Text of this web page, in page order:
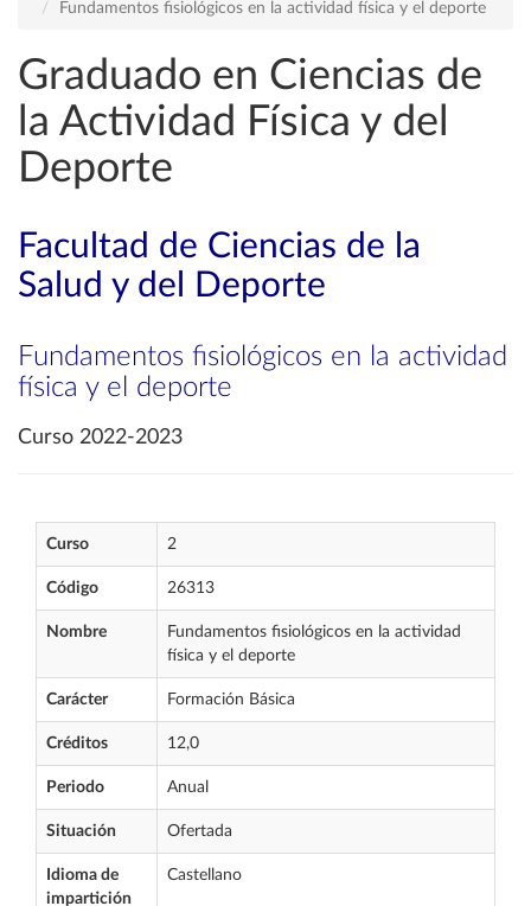
Fundamentos fisiológicos en la actividad física y el deporte
Graduado en Ciencias de
la Actividad Física y del
Deporte
Facultad de Ciencias de la
Salud y del Deporte
Fundamentos fisiológicos en la actividad
física y el deporte
Curso 2022-2023
Curso 2
Código 26313
Nombre
Fundamentos fisiológicos en la actividad
física y el deporte
Carácter Formación Básica
Créditos 12,0
Periodo Anual
Situación Ofertada
Idioma de
impartición
Castellano